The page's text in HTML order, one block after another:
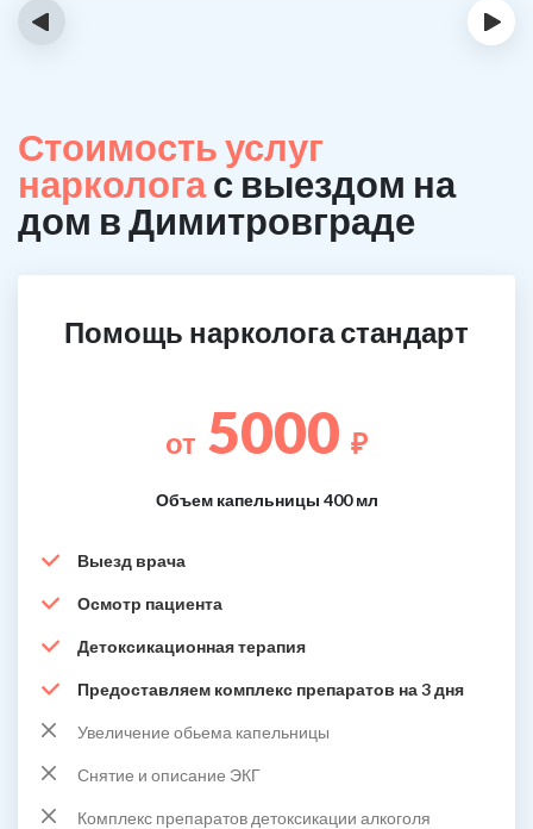
‹ ›
Стоимость услуг
наркологас выездом на
дом в Димитровграде
Помощь нарколога стандарт
от 5000 ₽
Объем капельницы 400 мл
Выезд врача
Осмотр пациента
Детоксикационная терапия
Предоставляем комплекс препаратов на 3 дня
Увеличение обьема капельницы
Снятие и описание ЭКГ
Комплекс препаратов детоксикации алкоголя